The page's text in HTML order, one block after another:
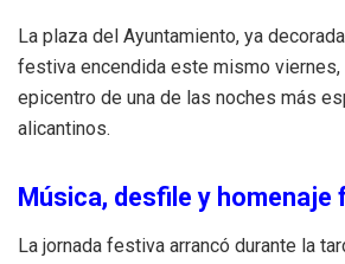
La plaza del Ayuntamiento, ya
festiva encendida este mismo viernes,
epicentro de una de las noches más
alicantinos.
Música, desfile y homenaje
La jornada festiva arrancó durante la